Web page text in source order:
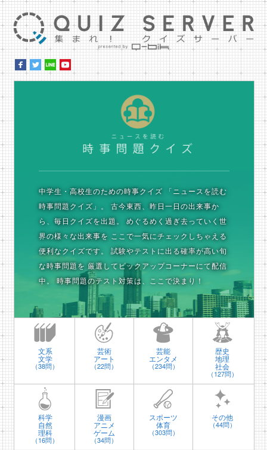
中学生・高校生のための時事クイズ 「ニュースを読む
時事問題クイズ」。
古今東西、昨日一日の出来事か
ら、毎日クイズを出題。
めぐるめく過ぎ去っていく世
界の様々な出来事を ここで一気にチェックしちゃえる
便利なクイズです。
試験やテストに出る確率が高い旬
な時事問題を 厳選してピックアップコーナーにて配信
中。
時事問題のテスト対策は、ここで決まり！
文系
文学
（38問）
芸術
アート
（22問）
芸能
エンタメ
（234問）
歴史
地理
社会
（127問）
科学
自然
理科
（16問）
漫画
アニメ
ゲーム
（34問）
スポーツ
体育
（303問）
その他
（44問）